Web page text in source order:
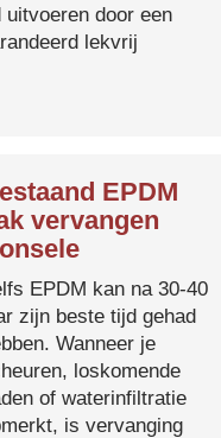
door een
lekvrij
EPDM
vervangen
EPDM kan na 30-40
zijn beste tijd gehad
Wanneer je
loskomende
of waterinfiltratie
is vervanging